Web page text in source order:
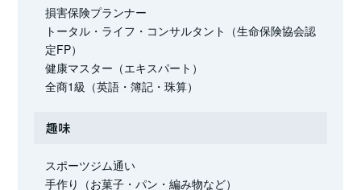
損害保険プランナー
トータル・ライフ・コンサルタント（生命保険協会認
定FP）
健康マスター（エキスパート）
全商1級（英語・簿記・珠算）
趣味
スポーツジム通い
手作り（お菓子・パン・編み物など）